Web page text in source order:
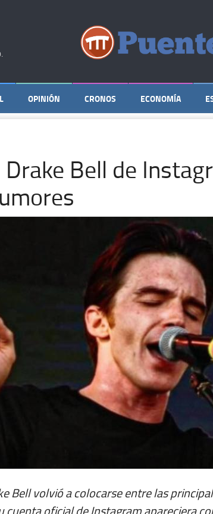
OPINIÓN CRONOS ECONOMÍA
Drake Bell de
Bell volvió a colocarse entre las
cuenta oficial de Instagram apareciera